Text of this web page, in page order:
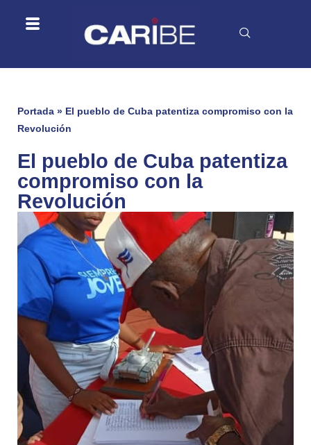
Portada » El pueblo de Cuba patentiza compromiso con la
Revolución
El pueblo de Cuba patentiza
compromiso con la
Revolución